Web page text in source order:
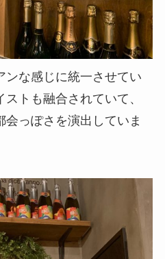
ンな感じに統一させてい
トも融合されていて、
会っぽさを演出していま